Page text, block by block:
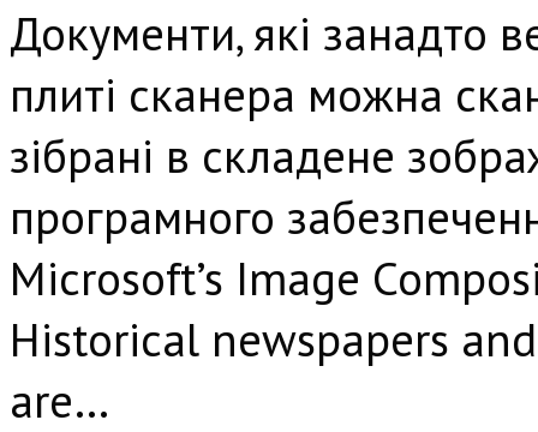
Документи, які занадто
плиті сканера можна
зібрані в складене
програмного
Microsoft’s Image
Historical newspapers
are…